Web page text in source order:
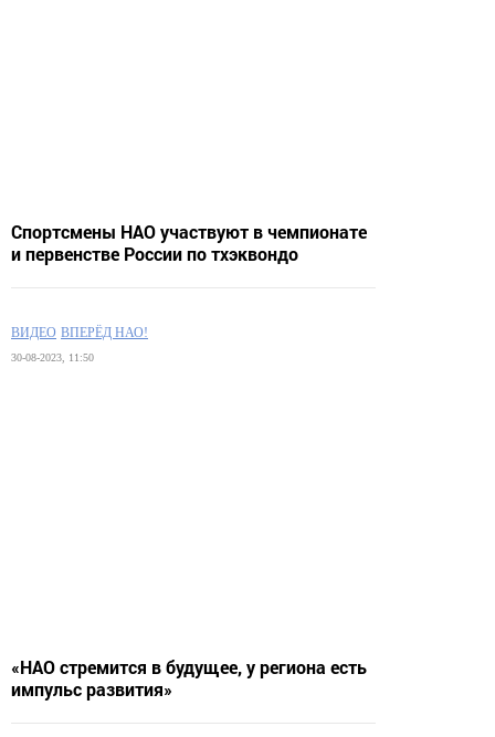
Спортсмены НАО участвуют в чемпионате
и первенстве России по тхэквондо
ВИДЕО ВПЕРЁД НАО!
30-08-2023, 11:50
«НАО стремится в будущее, у региона есть
импульс развития»